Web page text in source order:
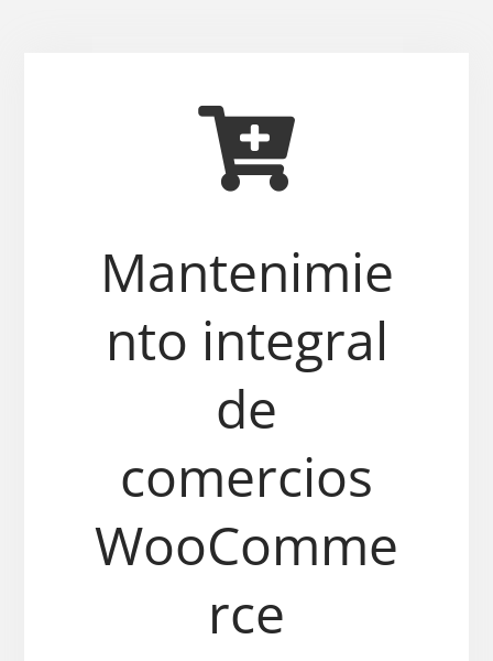
Mantenimie
nto integral
de
comercios
WooComme
rce